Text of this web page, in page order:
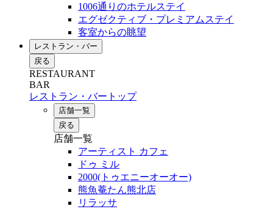
1006通りのホテルステイ
エグゼクティブ・プレミアムステイ
客室からの眺望
レストラン・バー
戻る
RESTAURANT
BAR
レストラン・バートップ
店舗一覧
戻る
店舗一覧
アーティスト カフェ
ドゥ ミル
2000(トゥエニーオーオー)
熊魚菴たん熊北店
リラッサ